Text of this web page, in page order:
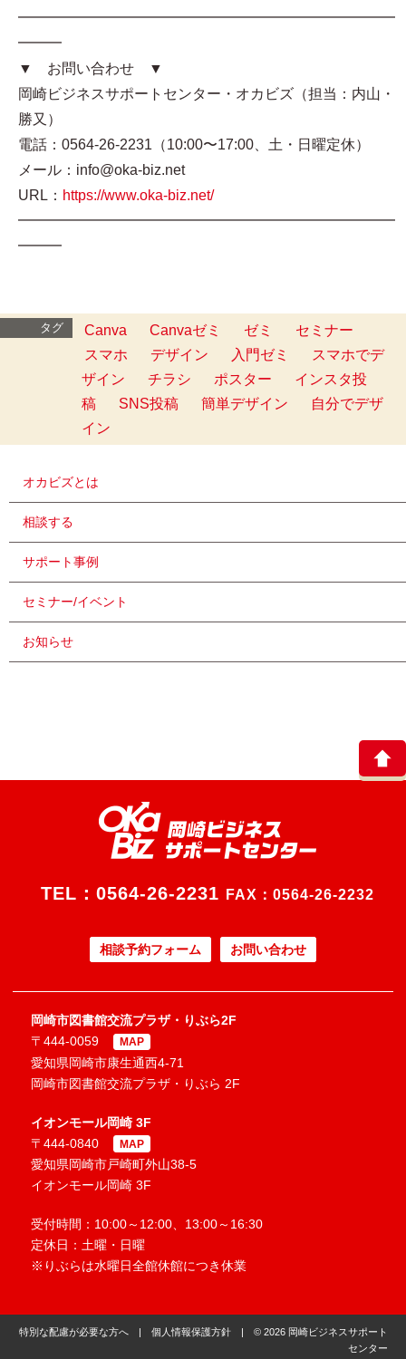
━━━━━━━━━━━━━━━━━━━━━━━━━━
━━━
▼ お問い合わせ ▼
岡崎ビジネスサポートセンター・オカビズ（担当：内山・
勝又）
電話：0564-26-2231（10:00〜17:00、土・日曜定休）
メール：info@oka-biz.net
URL： https://www.oka-biz.net/
━━━━━━━━━━━━━━━━━━━━━━━━━━
━━━
タグ Canva Canvaゼミ ゼミ
セミナー
スマホ
デザイン 入門ゼミ
スマホでデ
ザイン
チラシ ポスター
インスタ投
稿
SNS投稿 簡単デザイン
自分でデザ
イン
オカビズとは
相談する
サポート事例
セミナー/イベント
お知らせ
TEL： 0564-26-2231 FAX：0564-26-2232
相談予約フォーム お問い合わせ
岡崎市図書館交流プラザ・りぶら2F
〒444-0059
MAP
愛知県岡崎市康生通西4-71
岡崎市図書館交流プラザ・りぶら 2F
イオンモール岡崎 3F
〒444-0840
MAP
愛知県岡崎市戸崎町外山38-5
イオンモール岡崎 3F
受付時間：10:00～12:00、13:00～16:30
定休日：土曜・日曜
※りぶらは水曜日全館休館につき休業
特別な配慮が必要な方へ 個人情報保護方針 | © 2026 岡崎ビジネスサポート
センター